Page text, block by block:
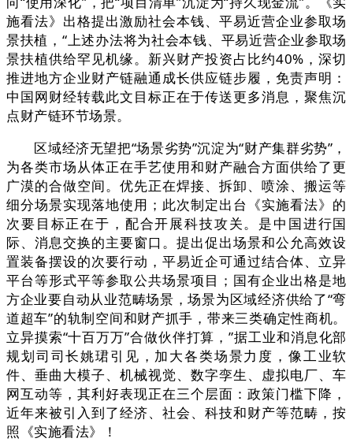
施看法》出格提出激励社会本钱、平易近营企业参取场
景扶植，“上述办法将为社会本钱、平易近营企业参取场
景扶植供给罕见机缘。新兴财产投资占比约40%，深切
推进地方企业财产链融通成长供应链步履，免责声明：
中国网财经转载此文目标正在于传送更多消息，聚焦沉
点财产链环节场景。
区域经济无望把“场景劣势”沉淀为“财产集群劣势”，
为各类市场从体正在手艺使用和财产融合方面供给了更
广漠的合做空间。优先正在焊接、拆卸、喷涂、搬运等
细分场景实现落地使用；此次制定出台《实施看法》的
次要目标正在于，配合开展科技攻关。是中国进行国
际、消息交换的主要窗口。提出促出场景和公允高效设
置装备摆设的次要行动，平易近企可通过结合体、立异
平台等形式平等参取公共场景项目；国有企业出格是地
方企业要自动从业范畴场景，场景为区域经济供给了“弯
道超车”的轨制空间和财产抓手，带来三类确定性商机。
立异摸索“十百万万”合做伙伴打算，”据工业和消息化部
规划司司长姚珺引见，加大各类场景力度，像工业软
件、垂曲大模子、机械视觉、数字孪生、虚拟电厂、车
网互动等，其利好表现正在三个层面：政策门槛下降，
近年来被引入到了经济、社会、科技和财产等范畴，按
照《实施看法》！